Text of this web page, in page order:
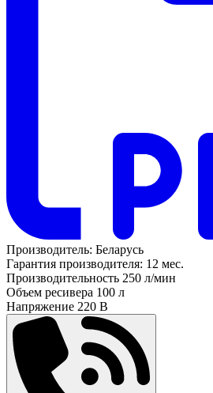
Производитель: Беларусь
Гарантия производителя: 12 мес.
Производительность 250 л/мин
Объем ресивера 100 л
Напряжение 220 В